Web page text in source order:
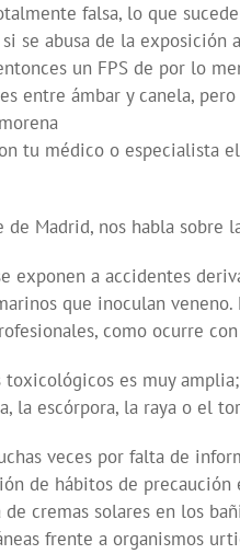
falsa, lo que
se abusa de la exposición
un FPS de por lo
entre ámbar y canela,
tu médico o
Madrid, nos habla sobre
a accidentes
que inoculan
como ocurre
es muy
la escórpora, la raya o el
veces por falta de
de hábitos de
cremas solares en los
frente a organismos